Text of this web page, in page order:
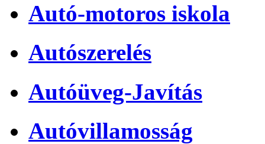
Autó-motoros iskola
Autószerelés
Autóüveg-Javítás
Autóvillamosság